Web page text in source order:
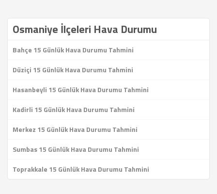
Osmaniye İlçeleri Hava Durumu
Bahçe 15 Günlük Hava Durumu Tahmini
Düziçi 15 Günlük Hava Durumu Tahmini
Hasanbeyli 15 Günlük Hava Durumu Tahmini
Kadirli 15 Günlük Hava Durumu Tahmini
Merkez 15 Günlük Hava Durumu Tahmini
Sumbas 15 Günlük Hava Durumu Tahmini
Toprakkale 15 Günlük Hava Durumu Tahmini